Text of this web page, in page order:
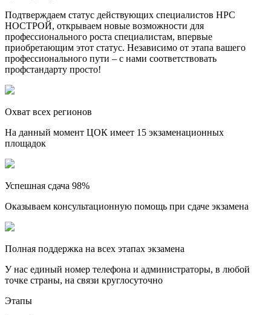
Подтверждаем статус действующих специалистов НРС
НОСТРОЙ, открываем новые возможности для
профессионального роста специалистам, впервые
приобретающим этот статус. Независимо от этапа вашего
профессионального пути – с нами соответствовать
профстандарту просто!
Охват всех регионов
На данный момент ЦОК имеет 15 экзаменационных
площадок
Успешная сдача 98%
Оказываем консультационную помощь при сдаче экзамена
Полная поддержка на всех этапах экзамена
У нас единый номер телефона и администраторы, в любой
точке страны, на связи круглосуточно
Этапы